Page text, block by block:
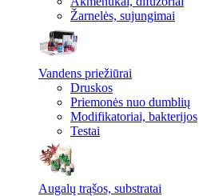
Žarnelės, sujungimai
Vandens priežiūrai
Druskos
Priemonės nuo dumblių
Modifikatoriai, bakterijos
Testai
Augalų trąšos, substratai